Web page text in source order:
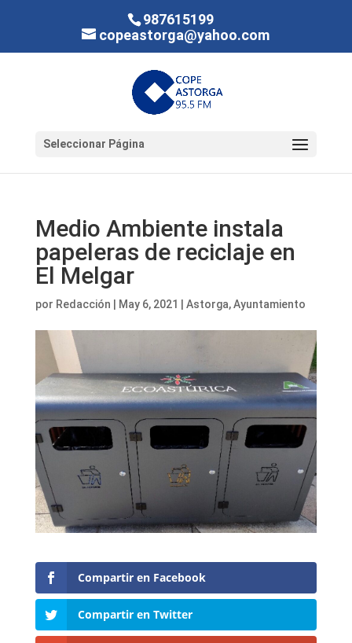
987615199
copeastorga@yahoo.com
Seleccionar Página
Medio Ambiente instala
papeleras de reciclaje en
El Melgar
por Redacción May 6, 2021 Astorga,Ayuntamiento
Compartir en Facebook
Compartir en Twitter